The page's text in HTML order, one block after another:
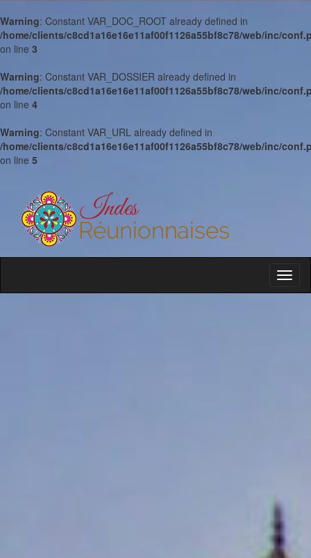
Warning: Constant VAR_DOC_ROOT already defined in
/home/clients/c8cd1a16e16e11af00f1126a55bf8c78/web/inc/
on line 3
Warning: Constant VAR_DOSSIER already defined in
/home/clients/c8cd1a16e16e11af00f1126a55bf8c78/web/inc/
on line 4
Warning: Constant VAR_URL already defined in
/home/clients/c8cd1a16e16e11af00f1126a55bf8c78/web/inc/
on line 5